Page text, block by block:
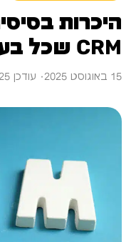
היכרות
CRM שכל בעל עסק חייב לדעת
15 באוגוסט 2025 · עודכן 25 באוגוסט 2025